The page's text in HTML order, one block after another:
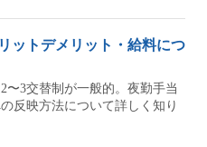
ットデメリット・給料につ
〜3交替制が一般的。夜勤手当
反映方法について詳しく知り